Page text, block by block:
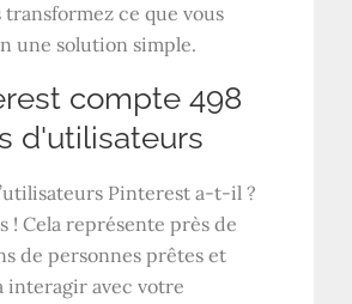
transformez ce que vous
une solution simple.
compte 498
d'utilisateurs
Pinterest a-t-il ?
! Cela représente près de
de personnes prêtes et
interagir avec votre